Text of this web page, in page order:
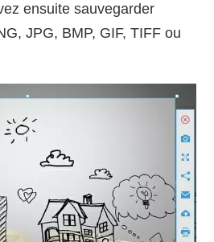
ensuite sauvegarder
JPG, BMP, GIF, TIFF ou